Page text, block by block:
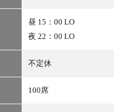
昼 15：00 LO
夜 22：00 LO
不定休
100席